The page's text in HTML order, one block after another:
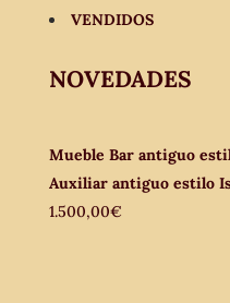
VENDIDOS
NOVEDADES
Mueble Bar antiguo
Auxiliar antiguo estilo
1.500,00€